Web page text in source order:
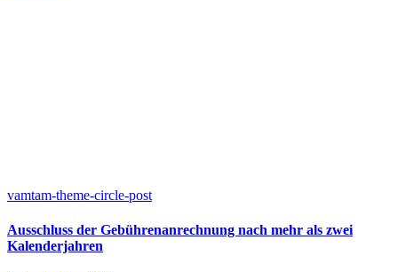
vamtam-theme-circle-post
Ausschluss der Gebührenanrechnung nach mehr als zwei
Kalenderjahren